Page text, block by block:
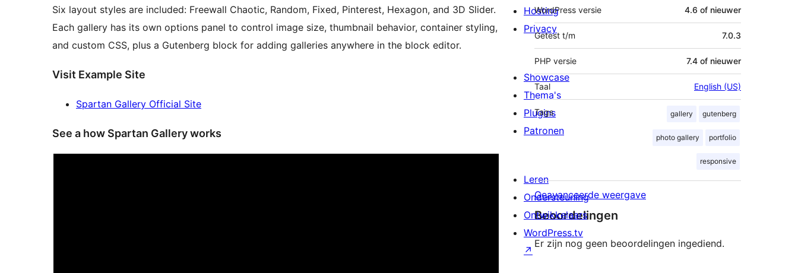
Six layout styles are included: Freewall Chaotic, Random, Fixed, Pinterest, Hexagon, and 3D Slider.
Each gallery has its own options panel to control image size, thumbnail behavior, container styling,
and custom CSS, plus a Gutenberg block for adding galleries anywhere in the block editor.
Visit Example Site
Spartan Gallery Official Site
See a how Spartan Gallery works
WordPress versie 4.6 of nieuwer
Getest t/m 7.0.3
PHP versie 7.4 of nieuwer
Taal English (US)
Tags gallery gutenberg
photo gallery portfolio
responsive
Geavanceerde weergave
Beoordelingen
Er zijn nog geen beoordelingen ingediend.
Hosting
Privacy
Showcase
Thema's
Plugins
Patronen
Leren
Ondersteuning
Ontwikkelaars
WordPress.tv
↗